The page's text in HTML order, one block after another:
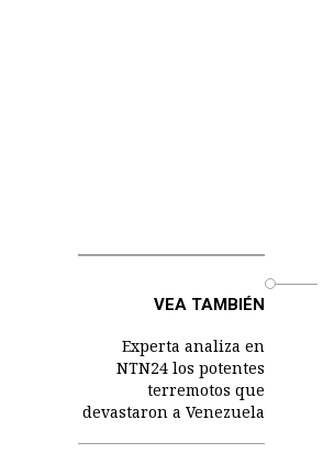
VEA TAMBIÉN
Experta analiza en
NTN24 los potentes
terremotos que
devastaron a Venezuela